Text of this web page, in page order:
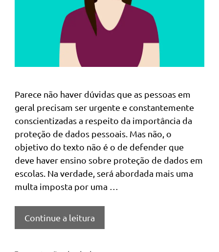
Parece não haver dúvidas que as pessoas em
geral precisam ser urgente e constantemente
conscientizadas a respeito da importância da
proteção de dados pessoais. Mas não, o
objetivo do texto não é o de defender que
deve haver ensino sobre proteção de dados em
escolas. Na verdade, será abordada mais uma
multa imposta por uma …
Continue a leitura